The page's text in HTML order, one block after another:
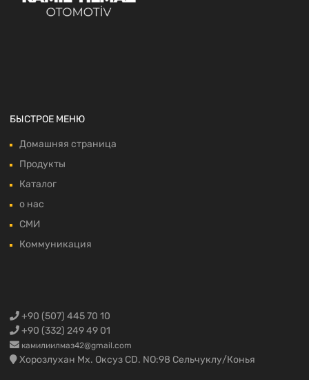
БЫСТРОЕ МЕНЮ
Домашняя страница
Продукты
Каталог
о нас
СМИ
Коммуникация
+90 (507) 445 70 10
+90 (332) 249 49 01
камилиилмаз42@gmail.com
Хорозлухан Мх. Оксуз CD. NO:98 Сельчуклу/Конья